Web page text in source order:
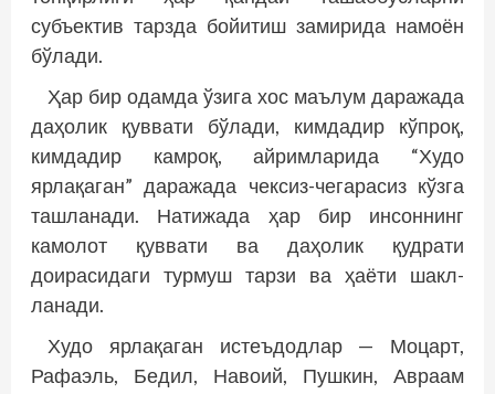
субъектив тарзда бойитиш замирида намоён
бўлади.
Ҳар бир одамда ўзига хос маълум даражада
даҳолик қуввати бўлади, кимдадир кўпроқ,
кимдадир камроқ, айримларида “Худо
ярлақаган” даражада чексиз-чегарасиз кўзга
ташланади. Натижада ҳар бир инсоннинг
камолот қуввати ва даҳолик қудрати
доирасидаги турмуш тарзи ва ҳаёти шакл­
ланади.
Худо ярлақаган истеъдодлар — Моцарт,
Рафаэль, Бедил, Навоий, Пушкин, Авраам